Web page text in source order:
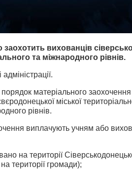
вихованців
та міжнародного рівнів.
матеріального заохочення
міської
рівнів.
виплачують учням або
на території
території громади);